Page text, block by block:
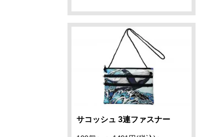
サコッシュ 3連ファスナー